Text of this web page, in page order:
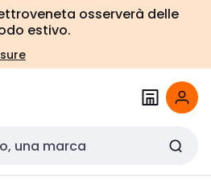
osserverà delle
estivo.